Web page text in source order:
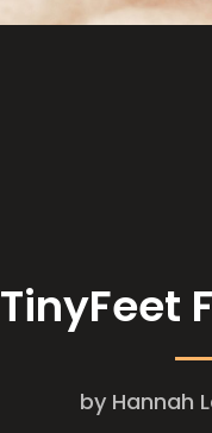
TinyFeet
by Hannah